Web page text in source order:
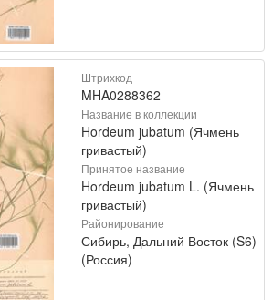
Штрихкод
MHA0288362
Название в коллекции
Hordeum jubatum (Ячмень
гривастый)
Принятое название
Hordeum jubatum L. (Ячмень
гривастый)
Районирование
Сибирь, Дальний Восток (S6)
(Россия)